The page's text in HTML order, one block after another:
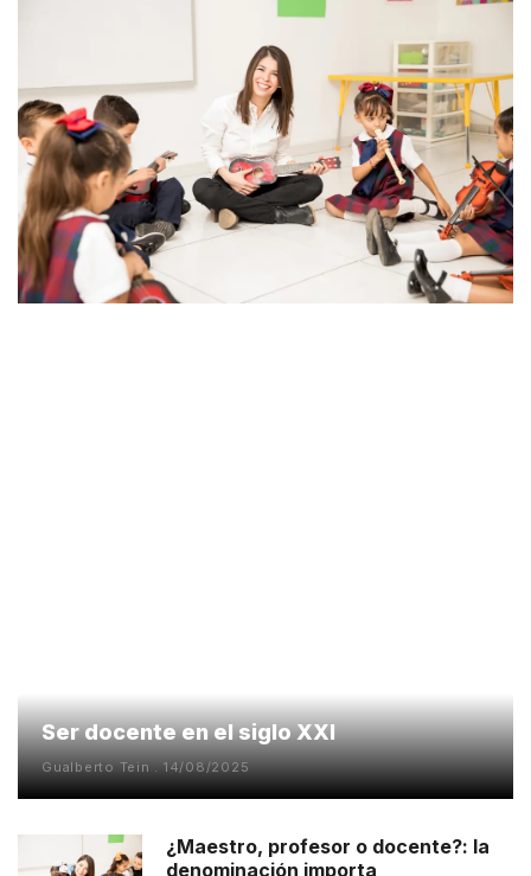
Ser docente en el siglo XXI
Gualberto Tein 14/08/2025
¿Maestro, profesor o docente?: la
denominación importa